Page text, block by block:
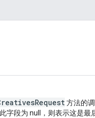
方法的
字段为 null，则表示这是最